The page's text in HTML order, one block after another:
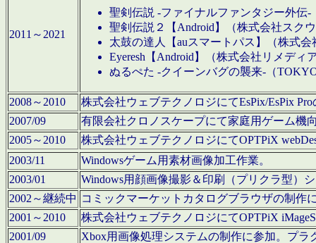
2011～2021
聖剣伝説 -ファイナルファンタジー外伝
聖剣伝説２【Android】（株式会社スク
太鼓の達人【auスマートパス】（株式
Eyeresh【Android】（株式会社リメディ
ぬるぺた -クイーンバグの襲来-（
2008～2010
株式会社ウェブテクノロジにてEsPix/EsPix
2007/09
有限会社クロノスケープにて家庭用ゲーム機
2005～2010
株式会社ウェブテクノロジにてOPTPiX
2003/11
Windowsゲーム用素材画像加工作業。
2003/01
Windows用顔画像撮影＆印刷（プリクラ型）
2002～継続中 コミックマーケットカタログブラウザの制作
2001～2010
株式会社ウェブテクノロジにてOPTPiX
2001/09
Xbox用画像処理システムの制作に参加。プ